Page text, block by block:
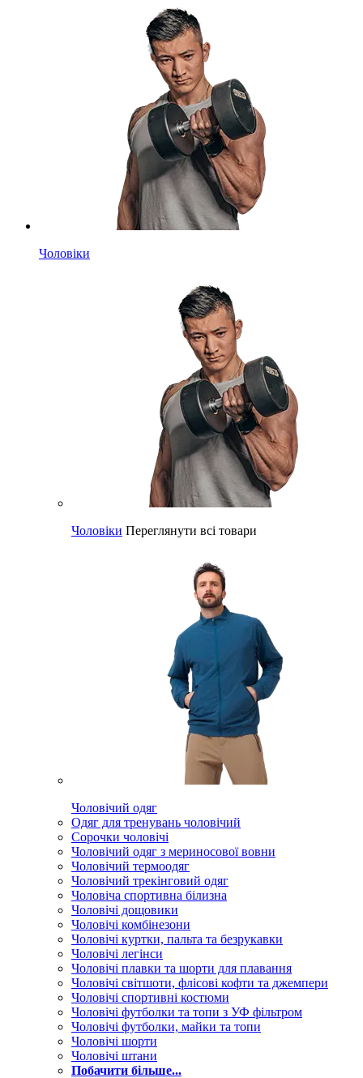
Чоловіки
Чоловіки Переглянути всі товари
Чоловічий одяг
Одяг для тренувань чоловічий
Сорочки чоловічі
Чоловічий одяг з мериносової вовни
Чоловічий термоодяг
Чоловічий трекінговий одяг
Чоловіча спортивна білизна
Чоловічі дощовики
Чоловічі комбінезони
Чоловічі куртки, пальта та безрукавки
Чоловічі легінси
Чоловічі плавки та шорти для плавання
Чоловічі світшоти, флісові кофти та джемпери
Чоловічі спортивні костюми
Чоловічі футболки та топи з УФ фільтром
Чоловічі футболки, майки та топи
Чоловічі шорти
Чоловічі штани
Побачити більше...